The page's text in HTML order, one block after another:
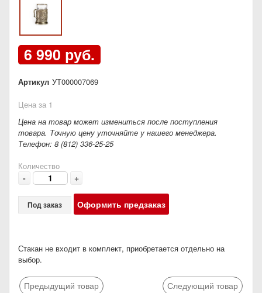
6 990 руб.
Артикул УТ000007069
Цена за 1
Цена на товар может измениться после поступления
товара. Точную цену уточняйте у нашего менеджера.
Телефон: 8 (812) 336-25-25
Количество
- +
Под заказ Оформить предзаказ
Стакан не входит в комплект, приобретается отдельно на
выбор.
Предыдущий товар Следующий товар